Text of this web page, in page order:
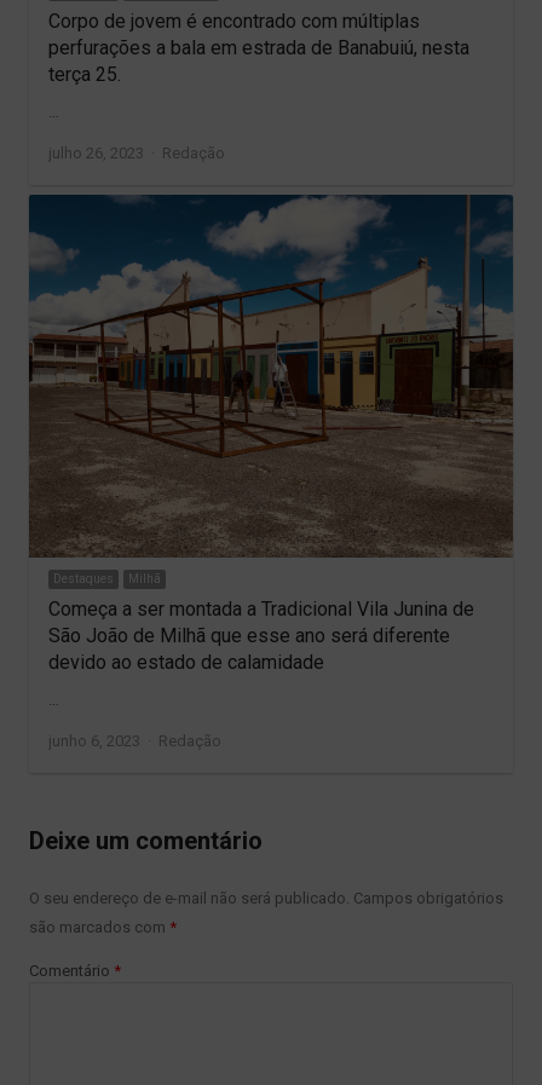
Corpo de jovem é encontrado com múltiplas
perfurações a bala em estrada de Banabuiú, nesta
terça 25.
…
julho 26, 2023 Author
Redação
Destaques Milhã
Começa a ser montada a Tradicional Vila Junina de
São João de Milhã que esse ano será diferente
devido ao estado de calamidade
…
junho 6, 2023 Author
Redação
Deixe um comentário
O seu endereço de e-mail não será publicado. Campos obrigatórios
são marcados com *
Comentário *